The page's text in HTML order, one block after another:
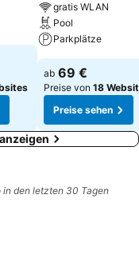
gratis WLAN
Pool
Parkplätze
ab 69 €
Preise von 18
Preise sehen
in den letzten 30 Tagen